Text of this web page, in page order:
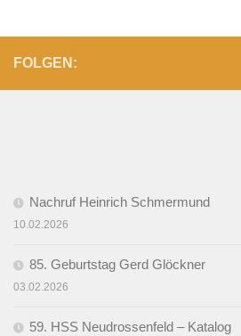
FOLGEN:
Nachruf Heinrich Schmermund
10.02.2026
85. Geburtstag Gerd Glöckner
03.02.2026
59. HSS Neudrossenfeld – Katalog